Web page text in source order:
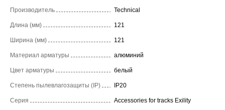
Производитель Technical
Длина (мм) 121
Ширина (мм) 121
Материал арматуры алюминий
Цвет арматуры белый
Степень пылевлагозащиты (IP) IP20
Серия Accessories for tracks Exility